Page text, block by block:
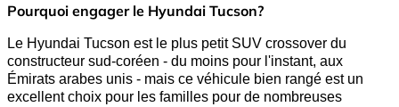
Pourquoi engager le Hyundai Tucson?
Le Hyundai Tucson est le plus petit SUV crossover du
constructeur sud-coréen - du moins pour l'instant, aux
Émirats arabes unis - mais ce véhicule bien rangé est un
excellent choix pour les familles pour de nombreuses